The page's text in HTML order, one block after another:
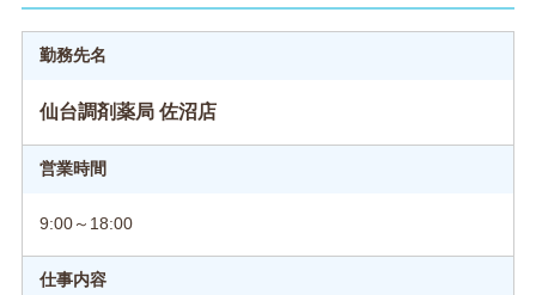
勤務先名
仙台調剤薬局 佐沼店
営業時間
9:00～18:00
仕事内容